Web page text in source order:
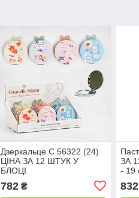
Дзеркальце С 56322 (24)
ЦІНА ЗА 12 ШТУК У
БЛОЦІ
782₴
ЗА
- 19
832